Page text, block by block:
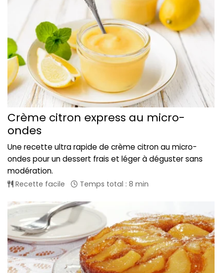
Crème citron express au micro-
ondes
Une recette ultra rapide de crème citron au micro-
ondes pour un dessert frais et léger à déguster sans
modération.
Recette facile Temps total : 8 min